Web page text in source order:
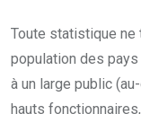
Toute statistique ne
population des
à un large public
hauts